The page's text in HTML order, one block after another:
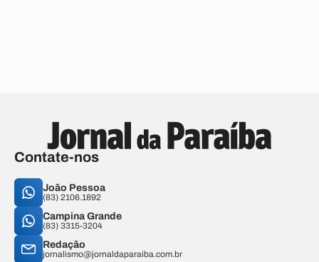
Contate-nos
João Pessoa
(83) 2106.1892
Campina Grande
(83) 3315-3204
Redação
jornalismo@jornaldaparaiba.com.br